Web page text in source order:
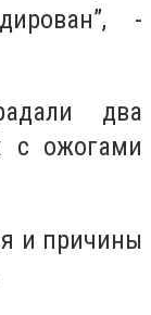
-
два
с ожогами
и причины